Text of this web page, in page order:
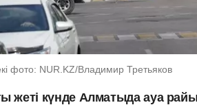
фото: NUR.KZ/Владимир Третьяков
жеті күнде Алматыда ауа